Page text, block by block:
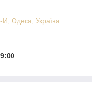
И, Одеса, Україна